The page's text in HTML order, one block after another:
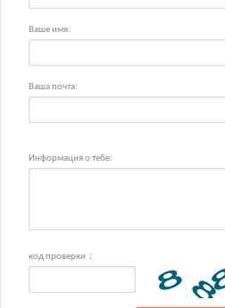
Ваше имя:
Ваша почта:
Информация о тебе:
код проверки：